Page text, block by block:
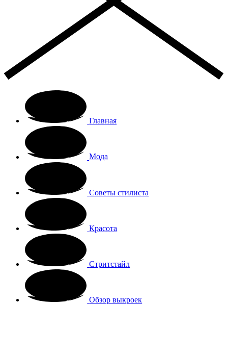
Главная
Мода
Советы стилиста
Красота
Стритстайл
Обзор выкроек